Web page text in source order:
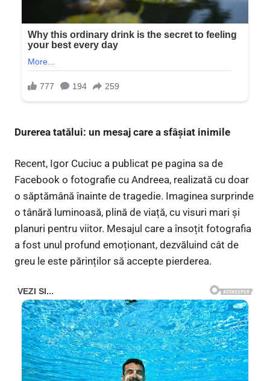
Durerea tatălui: un mesaj care a sfâșiat inimile
Recent, Igor Cuciuc a publicat pe pagina sa de
Facebook o fotografie cu Andreea, realizată cu doar
o săptămână înainte de tragedie. Imaginea surprinde
o tânără luminoasă, plină de viață, cu visuri mari și
planuri pentru viitor. Mesajul care a însoțit fotografia
a fost unul profund emoționant, dezvăluind cât de
greu le este părinților să accepte pierderea.